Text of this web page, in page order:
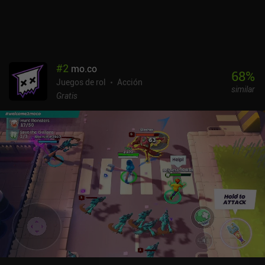
#2 mo.co
Juegos de rol
Acción
Gratis
68%
similar